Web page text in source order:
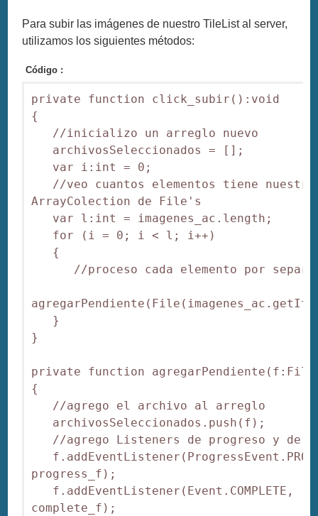
Para subir las imágenes de nuestro TileList al server,
utilizamos los siguientes métodos:
Código :
private function click_subir():void
{
//inicializo un arreglo nuevo
archivosSeleccionados = [];
var i:int = 0;
//veo cuantos elementos tiene nuestro
ArrayColection de File's
var l:int = imagenes_ac.length;
for (i = 0; i < l; i++)
{
//proceso cada elemento por
}
}
private function
{
//agrego el archivo al arreglo
archivosSeleccionados.push(f);
//agrego Listeners de progreso y de
progress_f);
f.addEventListener(Event.COMPLETE,
complete_f);